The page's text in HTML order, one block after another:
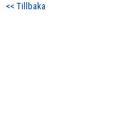
<< Tillbaka